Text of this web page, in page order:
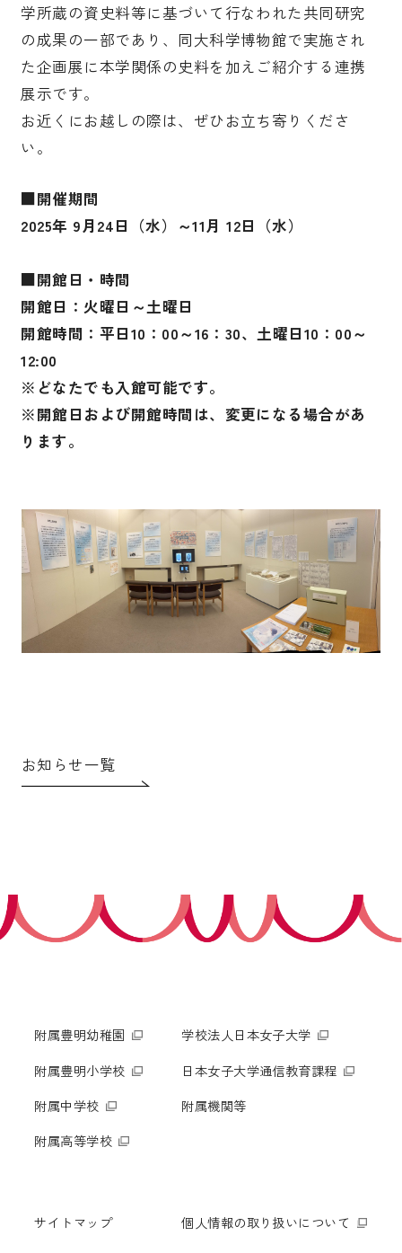
学所蔵の資史料等に基づいて行なわれた共同研究
の成果の一部であり、同大科学博物館で実施され
た企画展に本学関係の史料を加えご紹介する連携
展示です。
お近くにお越しの際は、ぜひお立ち寄りくださ
い。
■開催期間
2025年 9月24日（水）～11月 12日（水）
■開館日・時間
開館日：火曜日～土曜日
開館時間：平日10：00～16：30、土曜日10：00～
12:00
※どなたでも入館可能です。
※開館日および開館時間は、変更になる場合があ
ります。
お知らせ一覧
附属豊明幼稚園
附属豊明小学校
附属中学校
附属高等学校
学校法人日本女子大学
日本女子大学通信教育課程
附属機関等
サイトマップ
個人情報の取り扱いについて